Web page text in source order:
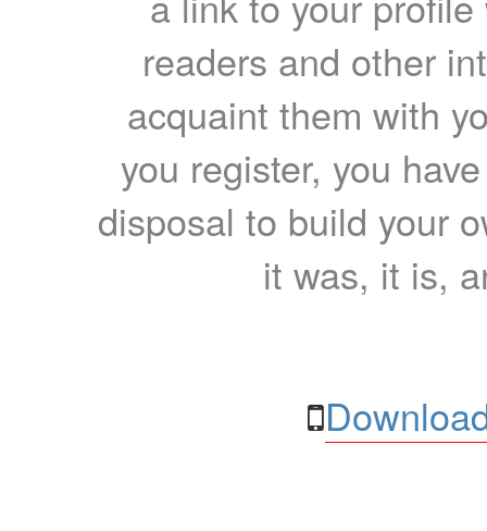
readers and other
acquaint them with
you register, you
disposal to build your
it was, it is,